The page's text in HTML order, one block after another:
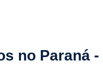
no Paraná